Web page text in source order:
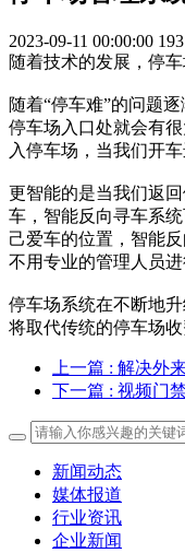
2023-09-11 00:00:00 193
随着技术的发展，停
随着“停车难”的问题
停车场入口处就会有
入停车场，当我们开
更智能的是当我们返
车，智能反向寻车系
己爱车的位置，智能
不用专业的管理人员
停车场系统在不断地
将取代传统的停车场收
上一篇 : 解决外
下一篇 : 视频门
新闻动态
媒体报道
行业资讯
企业新闻